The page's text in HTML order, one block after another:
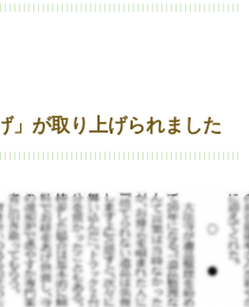
」が取り上げられました